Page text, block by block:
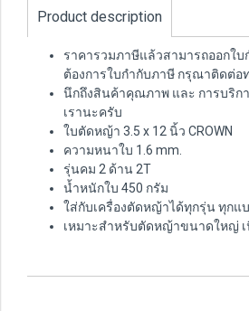
Product description
ราคารวมภาษีแล้วสามารถออกใบ
ต้องการใบกำกับภาษี กรุณาติดต่อ
นึกถึงสินค้าคุณภาพ และ การบริก
เรานะครับ
ใบตัดหญ้า 3.5 x 12 นิ้ว CROWN
ความหนาใบ 1.6 mm.
รุ่นคม 2 ด้าน 2T
น้ำหนักใบ 450 กรัม
ใส่กับเครื่องตัดหญ้าได้ทุกรุ่น ทุกแ
เหมาะสำหรับตัดหญ้าขนาดใหญ่ เ